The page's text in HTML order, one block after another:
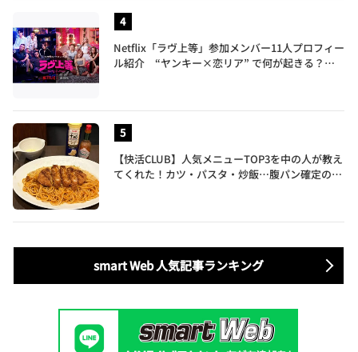
Netflix「ラヴ上等」参加メンバー11人プロフィー
ル紹介 “ヤンキー×恋リア” で何が起きる？地
【快活CLUB】人気メニューTOP3を中の人が教え
てくれた！カツ・パスタ・炒飯…腹パン確定のガ
smart Web 人気記事ランキング